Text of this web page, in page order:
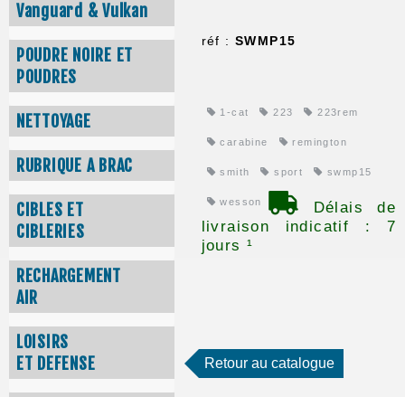
Vanguard & Vulkan
POUDRE NOIRE ET
POUDRES
NETTOYAGE
RUBRIQUE A BRAC
CIBLES ET
CIBLERIES
RECHARGEMENT
AIR
LOISIRS
ET DEFENSE
réf :SWMP15
1-cat 223 223rem
carabine remington
smith sport swmp15
wesson
Délais de
livraison indicatif : 7
jours ¹
Retour au catalogue